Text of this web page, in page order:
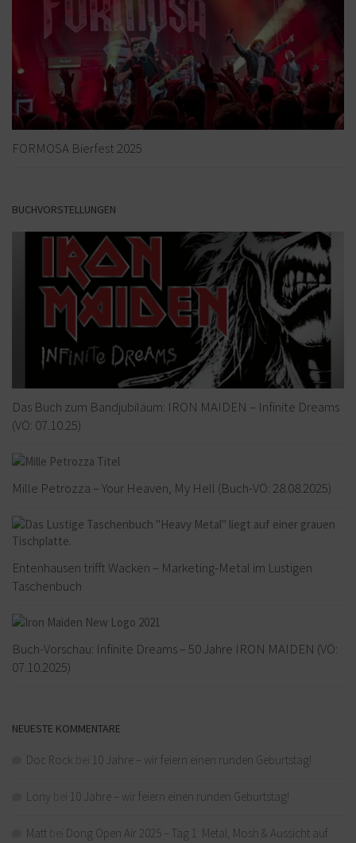
FORMOSA Bierfest 2025
BUCHVORSTELLUNGEN
Das Buch zum Bandjubiläum: IRON MAIDEN – Infinite Dreams
(VÖ: 07.10.25)
Mille Petrozza – Your Heaven, My Hell (Buch-VÖ: 28.08.2025)
Entenhausen trifft Wacken – Marketing-Metal im Lustigen
Taschenbuch
Buch-Vorschau: Infinite Dreams – 50 Jahre IRON MAIDEN (VÖ:
07.10.2025)
NEUESTE KOMMENTARE
Doc Rock 10 Jahre – wir feiern einen runden Geburtstag!
Lony 10 Jahre – wir feiern einen runden Geburtstag!
Matt Dong Open Air 2025 – Tag 1: Metal, Mosh & Aussicht auf